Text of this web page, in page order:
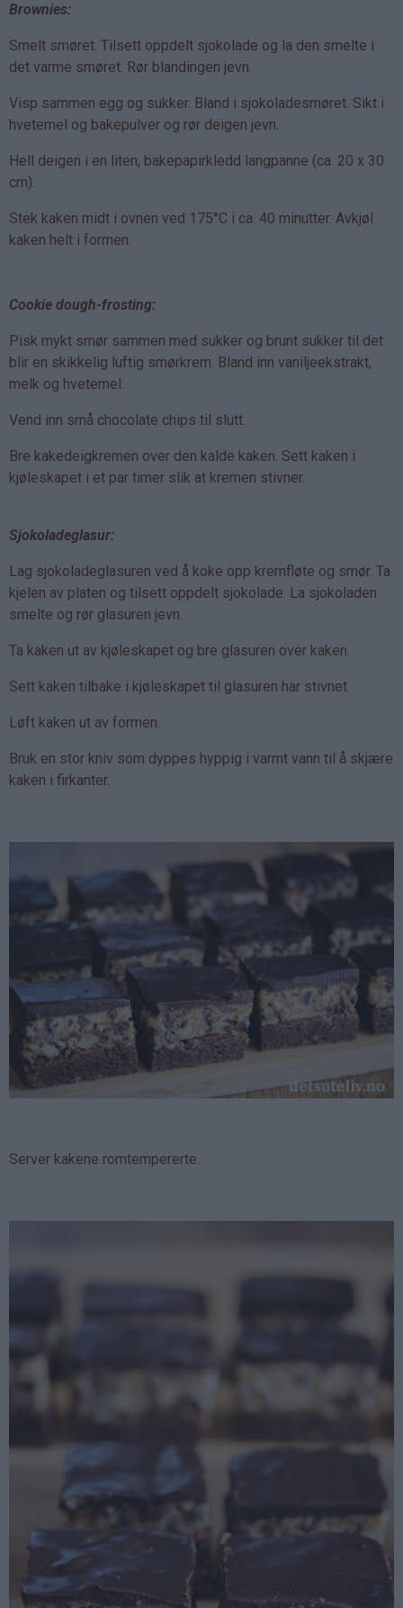
Brownies:
Smelt smøret. Tilsett oppdelt sjokolade og la den smelte i
det varme smøret. Rør blandingen jevn.
Visp sammen egg og sukker. Bland i sjokoladesmøret. Sikt i
hvetemel og bakepulver og rør deigen jevn.
Hell deigen i en liten, bakepapirkledd langpanne (ca. 20 x 30
cm).
Stek kaken midt i ovnen ved 175°C i ca. 40 minutter. Avkjøl
kaken helt i formen.
Cookie dough-frosting:
Pisk mykt smør sammen med sukker og brunt sukker til det
blir en skikkelig luftig smørkrem. Bland inn vaniljeekstrakt,
melk og hvetemel.
Vend inn små chocolate chips til slutt.
Bre kakedeigkremen over den kalde kaken. Sett kaken i
kjøleskapet i et par timer slik at kremen stivner.
Sjokoladeglasur:
Lag sjokoladeglasuren ved å koke opp kremfløte og smør. Ta
kjelen av platen og tilsett oppdelt sjokolade. La sjokoladen
smelte og rør glasuren jevn.
Ta kaken ut av kjøleskapet og bre glasuren over kaken.
Sett kaken tilbake i kjøleskapet til glasuren har stivnet.
Løft kaken ut av formen.
Bruk en stor kniv som dyppes hyppig i varmt vann til å skjære
kaken i firkanter.
Server kakene romtempererte.